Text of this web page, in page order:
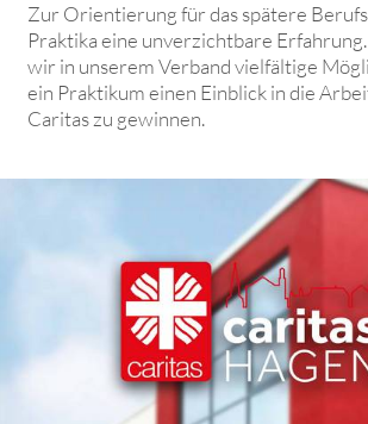
Zur Orientierung für das spätere
Praktika eine unverzichtbare
wir in unserem Verband vielfältige
ein Praktikum einen Einblick in die
Caritas zu gewinnen.